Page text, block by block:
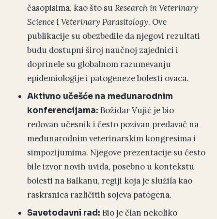
časopisima, kao što suResearch in Veterinary
Sciencei Veterinary Parasitology. Ove
publikacije su obezbedile da njegovi rezultati
budu dostupni široj naučnoj zajednici i
doprinele su globalnom razumevanju
epidemiologije i patogeneze bolesti ovaca.
Aktivno učešće na međunarodnim
konferencijama: Božidar Vujić je bio
redovan učesnik i često pozivan predavač na
međunarodnim veterinarskim kongresima i
simpozijumima. Njegove prezentacije su često
bile izvor novih uvida, posebno u kontekstu
bolesti na Balkanu, regiji koja je služila kao
raskrsnica različitih sojeva patogena.
Savetodavni rad: Bio je član nekoliko